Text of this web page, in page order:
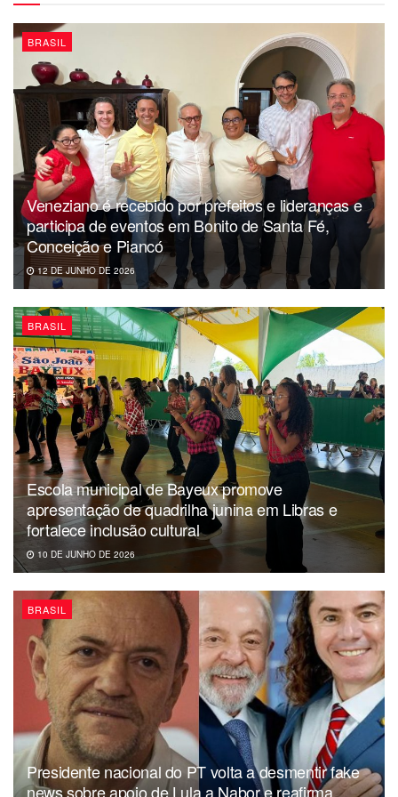
O dinheiro veio do programa BNDES Finame e seguiu as
condições do Programa de Sustentação do Investimento
(PSI) a partir de definições do Conselho Monetário
Nacional.
BRASIL
Veneziano é recebido por prefeitos e lideranças e
participa de eventos em Bonito de Santa Fé,
Conceição e Piancó
12 DE JUNHO DE 2026
BRASIL
Escola municipal de Bayeux promove
apresentação de quadrilha junina em Libras e
fortalece inclusão cultural
10 DE JUNHO DE 2026
BRASIL
Presidente nacional do PT volta a desmentir fake
news sobre apoio de Lula a Nabor e reafirma